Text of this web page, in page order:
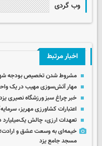
وب گردی
اخبار مرتبط
مشروط شدن تخصیص بودجه
مهار آتش‌سوزی مهیب در یک
خبر چراغ سبز ورزشگاه نصیری یزد
اعتبارات کشاورزی مهریز،
تعهدات ارزی، چالش یک‌میلیارد
خیمه‌ای به وسعت عشق و
مسجد جامع یزد